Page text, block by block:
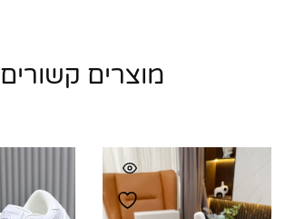
מוצרים קשורים